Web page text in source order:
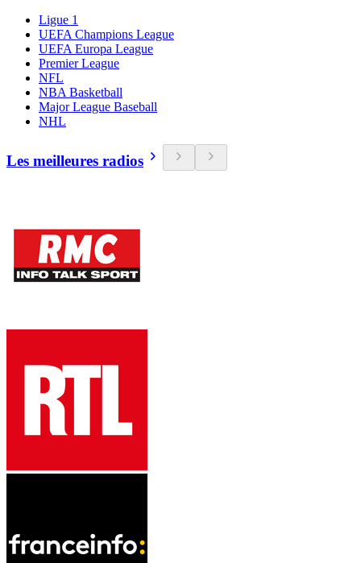
Ligue 1
UEFA Champions League
UEFA Europa League
Premier League
NFL
NBA Basketball
Major League Baseball
NHL
Les meilleures radios